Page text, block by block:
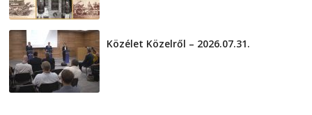
Közélet Közelről – 2026.07.31.